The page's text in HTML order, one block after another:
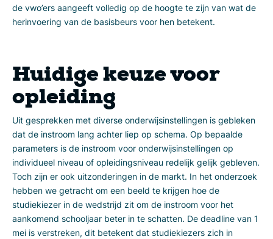
de vwo’ers aangeeft volledig op de hoogte te zijn van wat de
herinvoering van de basisbeurs voor hen betekent.
Huidige keuze voor
opleiding
Uit gesprekken met diverse onderwijsinstellingen is gebleken
dat de instroom lang achter liep op schema. Op bepaalde
parameters is de instroom voor onderwijsinstellingen op
individueel niveau of opleidingsniveau redelijk gelijk gebleven.
Toch zijn er ook uitzonderingen in de markt. In het onderzoek
hebben we getracht om een beeld te krijgen hoe de
studiekiezer in de wedstrijd zit om de instroom voor het
aankomend schooljaar beter in te schatten. De deadline van 1
mei is verstreken, dit betekent dat studiekiezers zich in